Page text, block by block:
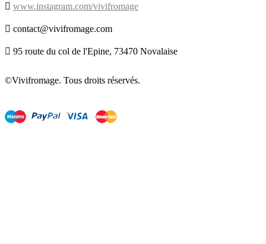
 www.instagram.com/vivifromage
 contact@vivifromage.com
 95 route du col de l'Epine, 73470 Novalaise
©Vivifromage. Tous droits réservés.